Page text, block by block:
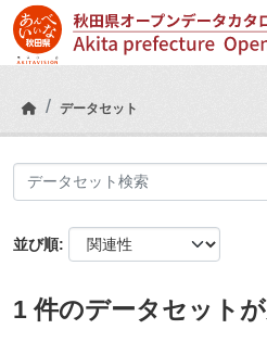
Skip to main content
データセット
並び順
1 件のデータセット